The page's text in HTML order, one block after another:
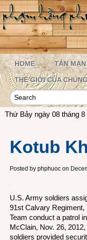
HOME TẢN MẠN
THẾ GIỚI CỦA
Thứ Bảy ngày 08 tháng 8
Kotub
Posted by phphuoc on
U.S. Army soldiers
91st Calvary Regiment,
Team conduct a patrol
McClain, Nov. 26,
soldiers provided